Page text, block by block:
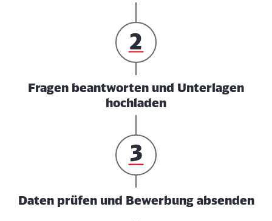
Fragen beantworten und Unterlagen
hochladen
Daten prüfen und Bewerbung absenden